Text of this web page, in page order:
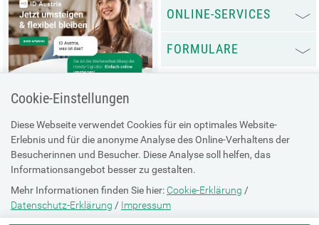
Cookie-Einstellungen
Diese Webseite verwendet Cookies für ein optimales Website-
Erlebnis und für die anonyme Analyse des Online-Verhaltens der
Besucherinnen und Besucher. Diese Analyse soll helfen, das
Informationsangebot besser zu gestalten.
Mehr Informationen finden Sie hier: Cookie-Erklärung /
Datenschutz-Erklärung / Impressum
Infos ID Austria
ONLINE-SERVICES
FORMULARE